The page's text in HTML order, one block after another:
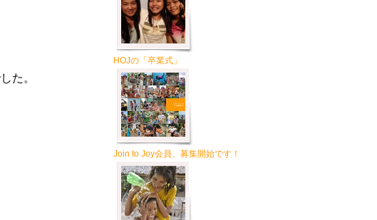
た。
HOJの「卒業式」
Join to Joy会員、募集開始です！